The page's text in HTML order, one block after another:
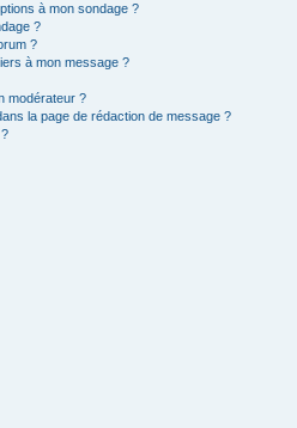
à mon sondage ?
?
?
à mon message ?
modérateur ?
la page de rédaction de message ?